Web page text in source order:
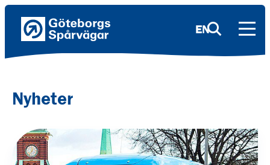
EN
Nyheter